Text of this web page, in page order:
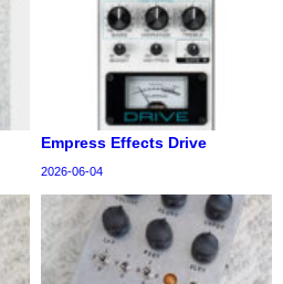
Empress Effects Drive
2026-06-04